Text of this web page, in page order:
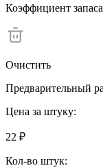
Коэффициент
Очистить
Предварительный
Цена за штуку:
22 ₽
Кол-во штук: